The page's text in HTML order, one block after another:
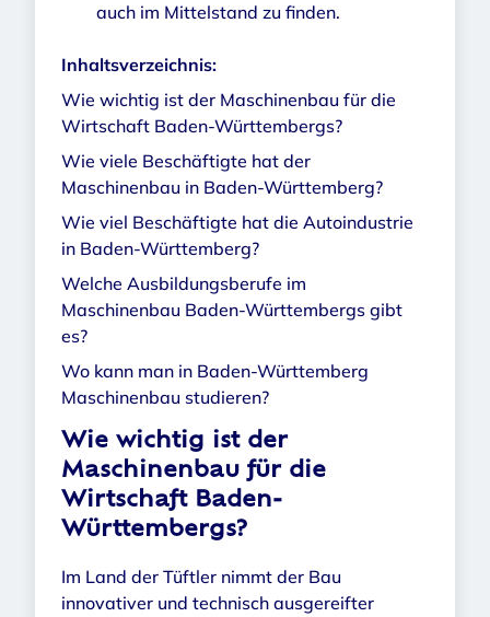
auch im Mittelstand zu finden.
Inhaltsverzeichnis:
Wie wichtig ist der Maschinenbau für die
Wirtschaft Baden-Württembergs?
Wie viele Beschäftigte hat der
Maschinenbau in Baden-Württemberg?
Wie viel Beschäftigte hat die Autoindustrie
in Baden-Württemberg?
Welche Ausbildungsberufe im
Maschinenbau Baden-Württembergs gibt
es?
Wo kann man in Baden-Württemberg
Maschinenbau studieren?
Wie wichtig ist der
Maschinenbau für die
Wirtschaft Baden-
Württembergs?
Im Land der Tüftler nimmt der Bau
innovativer und technisch ausgereifter